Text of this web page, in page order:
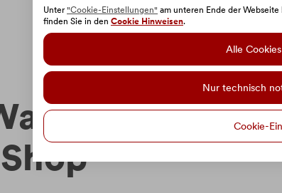
der Extras
Unter"Cookie-Einstellungen" am unteren Ende der
finden Sie in den Cookie Hinweisen.
Alle
Nur technisch
Cookie-